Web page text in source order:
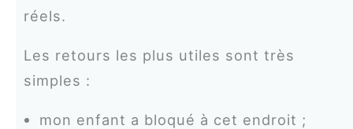
réels.
Les retours les plus utiles sont très
simples :
mon enfant a bloqué à cet endroit ;